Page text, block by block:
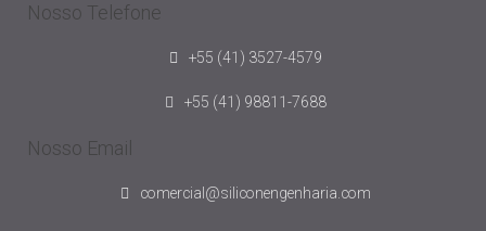
Nosso Telefone
+55 (41) 3527-4579
+55 (41) 98811-7688
Nosso Email
comercial@siliconengenharia.com